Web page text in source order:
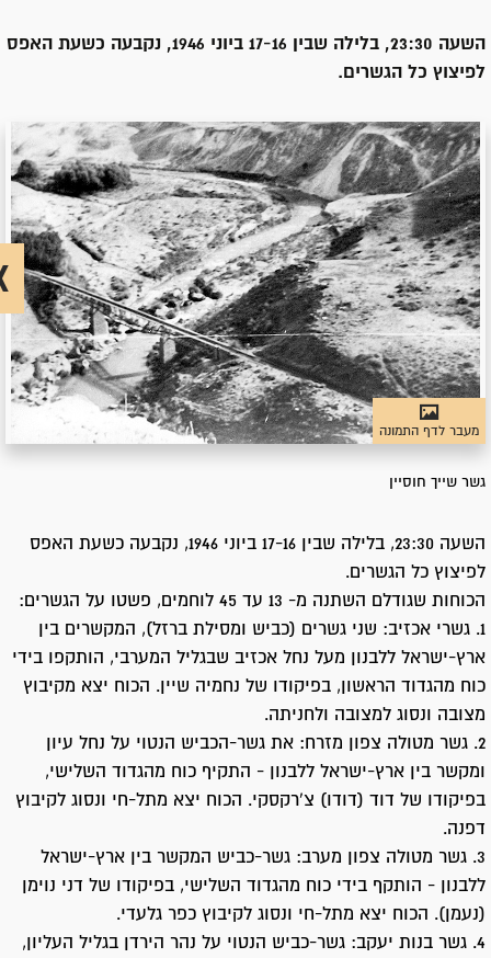
השעה 23:30, בלילה שבין 17-16 ביוני 1946, נקבעה כשעת האפס
לפיצוץ כל הגשרים.
מעבר לדף התמונה
גשר שייך חוסיין
השעה 23:30, בלילה שבין 17-16 ביוני 1946, נקבעה כשעת האפס
לפיצוץ כל הגשרים.
הכוחות שגודלם השתנה מ- 13 עד 45 לוחמים, פשטו על הגשרים:
1. גשרי אכזיב: שני גשרים (כביש ומסילת ברזל), המקשרים בין
ארץ-ישראל ללבנון מעל נחל אכזיב שבגליל המערבי, הותקפו בידי
כוח מהגדוד הראשון, בפיקודו של נחמיה שיין. הכוח יצא מקיבוץ
מצובה ונסוג למצובה ולחניתה.
2. גשר מטולה צפון מזרח: את גשר-הכביש הנטוי על נחל עיון
ומקשר בין ארץ-ישראל ללבנון - התקיף כוח מהגדוד השלישי,
בפיקודו של דוד (דודו) צ'רקסקי. הכוח יצא מתל-חי ונסוג לקיבוץ
דפנה.
3. גשר מטולה צפון מערב: גשר-כביש המקשר בין ארץ-ישראל
ללבנון - הותקף בידי כוח מהגדוד השלישי, בפיקודו של דני נוימן
(נעמן). הכוח יצא מתל-חי ונסוג לקיבוץ כפר גלעדי.
4. גשר בנות יעקב: גשר-כביש הנטוי על נהר הירדן בגליל העליון,